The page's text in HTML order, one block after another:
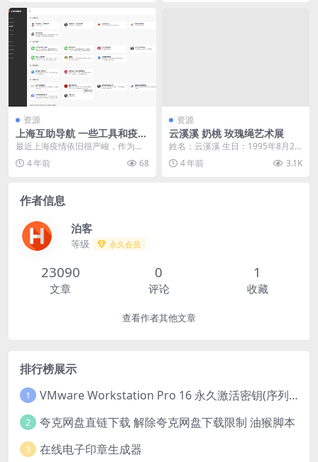
资源
上海互助导航 一些工具和疫情
生活指南
最近上海疫情依旧很严峻，作为一
个经历了多次封城的武汉人（作者
@lvwzhen）感...
4 年前 68
资源
云溪溪 奶桃 玫瑰绳艺术展
姓名：云溪溪 生日：1995年8月2
日 星座：狮子座 出生地：重庆江北
微博ID...
4 年前 3.1K
作者信息
泊客
等级 永久会员
23090
文章
0
评论
1
收藏
查看作者其他文章
排行榜展示
1 VMware Workstation Pro 16 永久激活密钥(序列号)
2 夸克网盘直链下载 解除夸克网盘下载限制 油猴脚本
3 在线电子印章生成器